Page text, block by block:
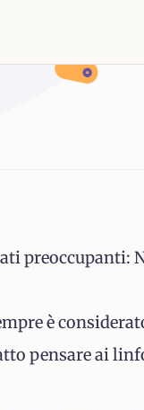
preoccupanti:
è
pensare ai